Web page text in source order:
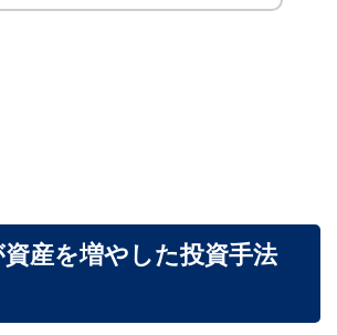
産を増やした投資手法